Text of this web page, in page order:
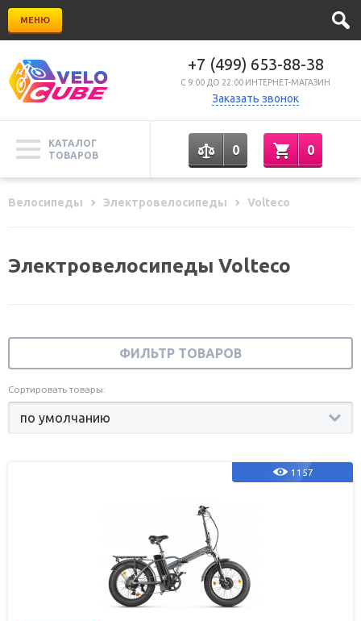
МЕНЮ
+7 (499) 653-88-38
C 9:00 ДО 22:00 ИНТЕРНЕТ-МАГАЗИН
Заказать звонок
КАТАЛОГ
ТОВАРОВ
0 0
Велосипеды Электровелосипеды Volteco
Электровелосипеды Volteco
ФИЛЬТР ТОВАРОВ
Сортировать товары:
1157